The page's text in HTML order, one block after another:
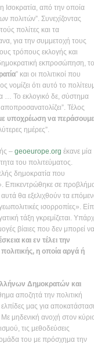
Ισοκρατία, από την οποία
πολιτών”. Συνεχίζοντας
πολίτες και τα
για την συμμετοχή τους
τρόπους εκλογής και
εκπροσώπηση,
” και οι πολιτικοί που
νομίζει ότι αυτό το
… Το εκλογικό δε, σύστημα
Τέλος
υποχρέωση να περάσουμε
ημέρες”.
– geoeurope.org έκανε μία
του πολιτεύματος.
δημοκρατία που
Επικεντρώθηκε σε
θα εξελιχθούν τα
ισορροπίες».
τάξη γκρεμίζεται.
βίαιες που δεν μπορεί να
και εν τέλει την
η οποία αργά ή
Δημοκρατών και
αποζητά την πολιτική
μας για
μηδενική ανοχή στον
τις μεθοδεύσεις
του με πρόσχημα την